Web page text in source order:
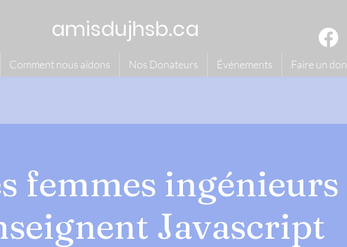
amisdujhsb.ca
Comment nous aidons Nos Donateurs Événements Faire un don
femmes ingénieurs
Javascript